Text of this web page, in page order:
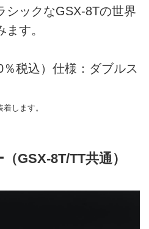
シックなGSX-8Tの世界
す。
税込）仕様：ダブルス
します。
GSX-8T/TT共通）